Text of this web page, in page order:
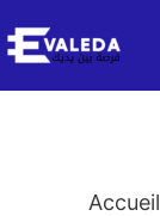
au
contenu
Accueil